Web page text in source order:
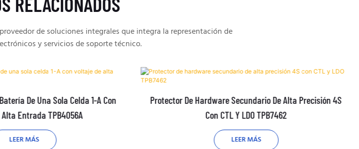
de soluciones integrales que integra la representación de
y servicios de soporte técnico.
De Una Sola Celda 1-A Con
Entrada TPB4056A
LEER MÁS
Protector De Hardware Secundario De Alta Precisión 4S
Con CTL Y LDO TPB7462
LEER MÁS